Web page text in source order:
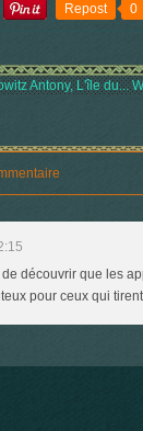
Repost 0
Antony, L'île du...
de découvrir que les
pour ceux qui